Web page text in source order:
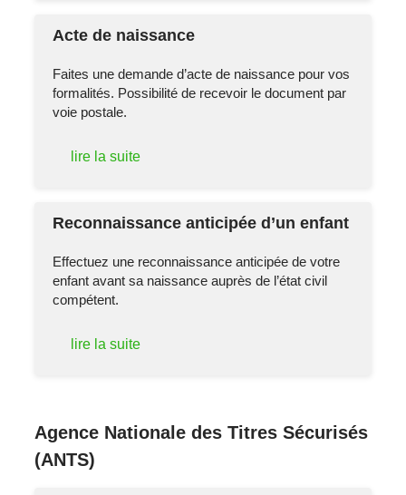
Acte de naissance
Faites une demande d’acte de naissance pour vos
formalités. Possibilité de recevoir le document par
voie postale.
lire la suite
Reconnaissance anticipée d’un enfant
Effectuez une reconnaissance anticipée de votre
enfant avant sa naissance auprès de l’état civil
compétent.
lire la suite
Agence Nationale des Titres Sécurisés
(ANTS)